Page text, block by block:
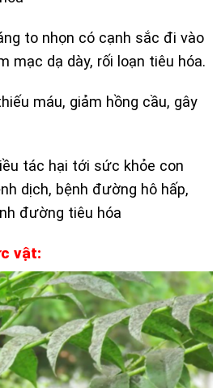
to nhọn có cạnh sắc đi vào
mạc dạ dày, rối loạn tiêu hóa.
máu, giảm hồng cầu, gây
tác hại tới sức khỏe con
dịch, bệnh đường hô hấp,
đường tiêu hóa
vật: